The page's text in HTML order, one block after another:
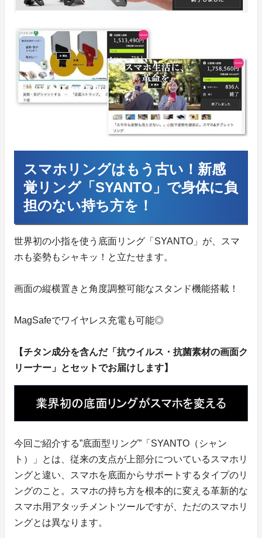
スマホリングはもう古い！新感
覚リング「SYANTO」で身体に負
担のない持ち方を！
世界初の小指を使う底面リング「SYANTO」が、スマ
ホも姿勢もシャキッ！と立たせます。
画面の縦横置きと角度調整可能なスタンド機能搭載！
MagSafeでワイヤレス充電も可能◎
【チタン成分を含んだ「抗ウイルス・抗菌素材の画面ク
リーナー」とセットでお届けします】
今回ご紹介する”底面型リング”「SYANTO（シャン
ト）」とは、従来の支点が上部分についているスマホリ
ングと違い、スマホを底面からサポートするタイプのリ
ングのこと。スマホの持ち方を根本的に変える革新的な
スマホ用アタッチメントツールですが、ただのスマホリ
ングとは異なります。